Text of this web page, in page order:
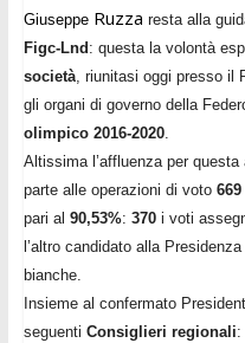
Giuseppe Ruzza resta alla
Figc-Lnd : questa la volontà
società, riunitasi oggi presso il
gli organi di governo della
olimpico 2016-2020.
Altissima l’affluenza per
parte alle operazioni di voto 669
pari al 90,53%: 370i voti
l’altro candidato alla
bianche.
Insieme al confermato
seguenti Consiglieri regionali: